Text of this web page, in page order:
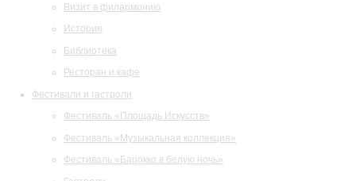
Визит в филармонию
История
Библиотека
Ресторан и кафе
Фестивали и гастроли
Фестиваль «Площадь Искусств»
Фестиваль «Музыкальная коллекция»
Фестиваль «Барокко в белую ночь»